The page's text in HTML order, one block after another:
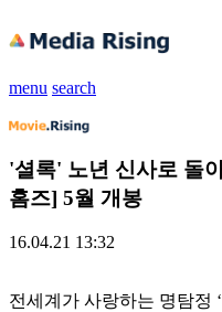
menu search
'셜록' 노년 신사로 돌
홈즈] 5월 개봉
16.04.21 13:32
전세계가 사랑하는 명탐정